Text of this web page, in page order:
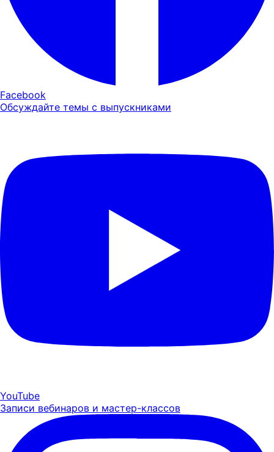
Facebook
Обсуждайте темы с выпускниками
YouTube
Записи вебинаров и мастер-классов